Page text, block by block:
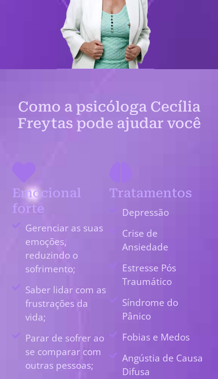
Como a psicóloga Cecília
Freytas pode ajudar você
Emocional
forte
Gerenciar as suas
emoções,
reduzindo o
sofrimento;
Saber lidar com as
frustrações da
vida;
Parar de sofrer ao
se comparar com
outras pessoas;
Tratamentos
Depressão
Crise de
Ansiedade
Estresse Pós
Traumático
Síndrome do
Pânico
Fobias e Medos
Angústia de Causa
Difusa